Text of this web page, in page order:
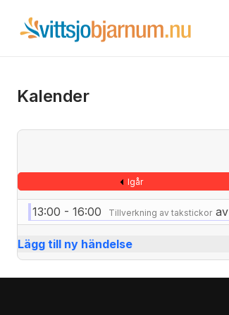
Kalender
Igår
13:00 - 16:00 Tillverkning av takstickorav
Lägg till ny händelse